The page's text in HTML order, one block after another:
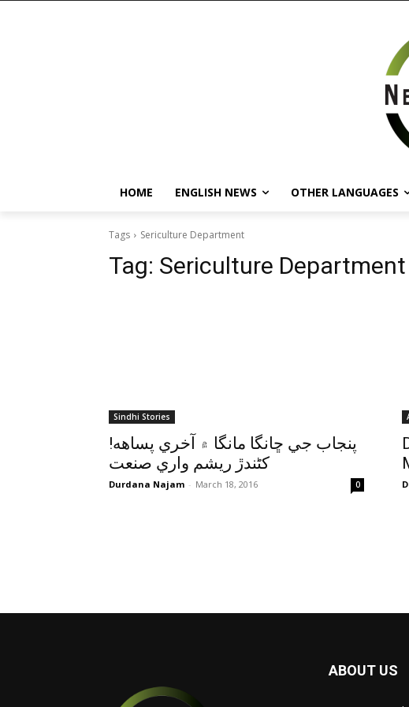
HOME ENGLISH NEWS OTHER LANGUAGES
Tags Sericulture Department
Tag: Sericulture Department
Sindhi Stories
!پنجاب جي ڇانگا مانگا ۾ آخري پساهه
کڻندڙ ريشم واري صنعت
Durdana Najam - March 18, 2016 0
ABOUT US